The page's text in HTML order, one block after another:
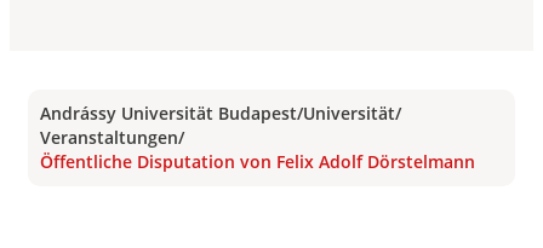
Andrássy Universität Budapest/Universität/
Veranstaltungen/
Öffentliche Disputation von Felix Adolf Dörstelmann